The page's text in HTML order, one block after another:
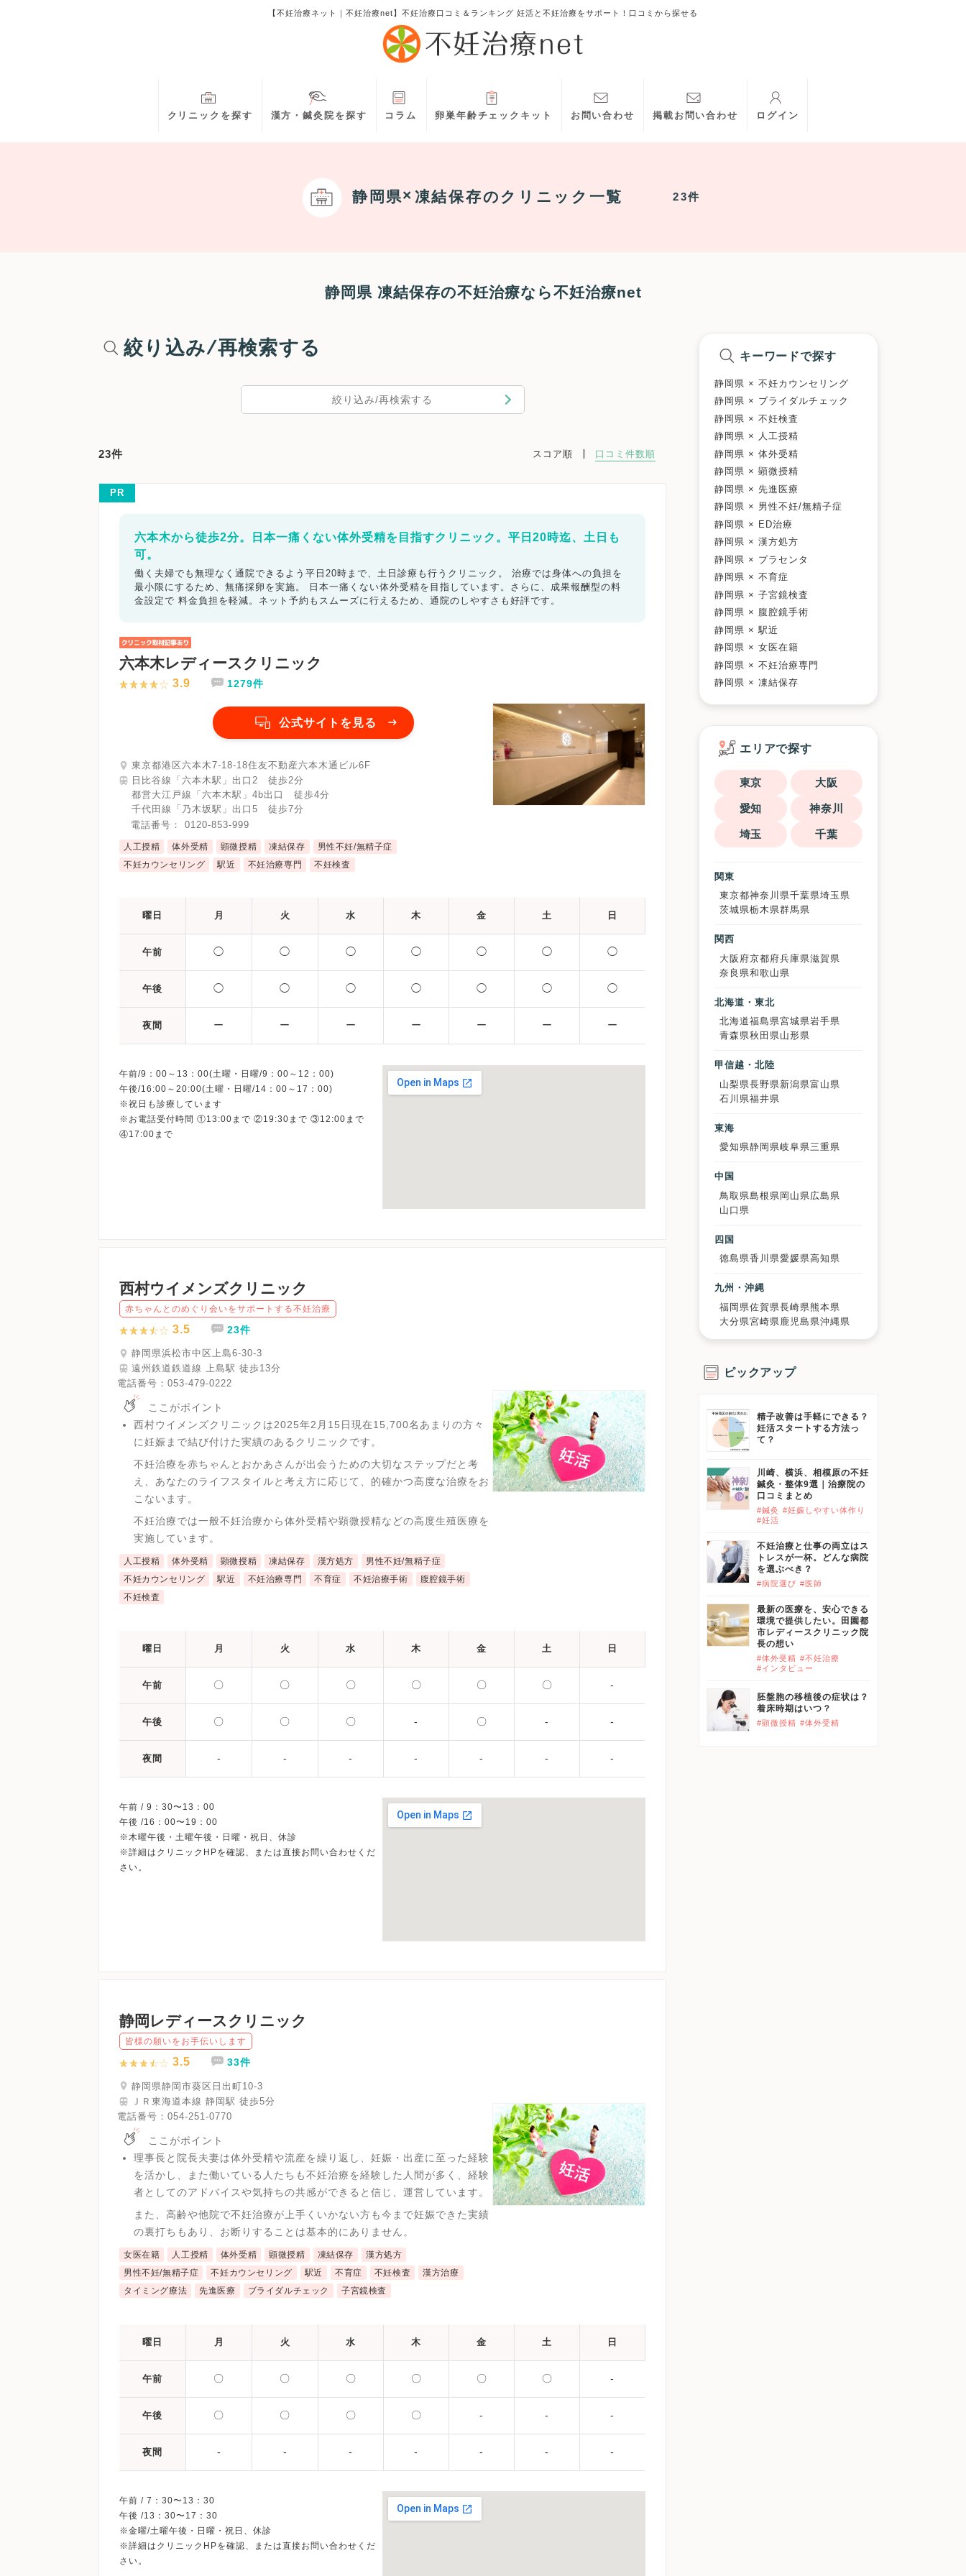
【不妊治療ネット｜不妊治療net】不妊治療口コミ＆ランキング 妊活と不妊治療をサポート！口コミから探せる
クリニックを探す 漢方・鍼灸院を探す コラム 卵巣年齢チェックキット お問い合わせ 掲載お問い合わせ ログイン
静岡県 凍結保存のクリニック一覧 23件
静岡県 凍結保存の不妊治療なら不妊治療net
絞り込み/再検索する
絞り込み/再検索する
23件 スコア順 口コミ件数順
PR
六本木から徒歩2分。日本一痛くない体外受精を目指すクリニック。平日20時迄、土日も
可。
働く夫婦でも無理なく通院できるよう平日20時まで、土日診療も行うクリニック。 治療では身体への負担を
最小限にするため、無痛採卵を実施。 日本一痛くない体外受精を目指しています。さらに、成果報酬型の料
金設定で 料金負担を軽減。ネット予約もスムーズに行えるため、通院のしやすさも好評です。
六本木レディースクリニック
3.9 1279件
公式サイトを見る
東京都港区六本木7-18-18住友不動産六本木通ビル6F
日比谷線「六本木駅」出口2 徒歩2分
都営大江戸線「六本木駅」4b出口 徒歩4分
千代田線「乃木坂駅」出口5 徒歩7分
電話番号： 0120-853-999
人工授精 体外受精 顕微授精 凍結保存
男性不妊/無精子症
不妊カウンセリング
駅近 不妊治療専門 不妊検査
曜日 月 火 水 木 金 土 日
午前 ◯ ◯ ◯ ◯ ◯ ◯ ◯
午後 ◯ ◯ ◯ ◯ ◯ ◯ ◯
夜間 ー ー ー ー ー ー ー
午前/9：00～13：00(土曜・日曜/9：00～12：00)
午後/16:00～20:00(土曜・日曜/14：00～17：00)
※祝日も診療しています
※お電話受付時間 ①13:00まで ②19:30まで ③12:00まで
西村ウイメンズクリニック
赤ちゃんとのめぐり会いをサポートする不妊治療
3.5 23件
静岡県浜松市中区上島6-30-3
遠州鉄道鉄道線 上島駅 徒歩13分
電話番号： 053-479-0222
ここがポイント
西村ウイメンズクリニックは2025年2月15日現在15,700名あまりの方々
に妊娠まで結び付けた実績のあるクリニックです。
不妊治療を赤ちゃんとおかあさんが出会うための大切なステップだと考
え、あなたのライフスタイルと考え方に応じて、的確かつ高度な治療をお
こないます。
不妊治療では一般不妊治療から体外受精や顕微授精などの高度生殖医療を
実施しています。
人工授精 体外受精 顕微授精 凍結保存 漢方処方
男性不妊/無精子症
不妊カウンセリング
駅近 不妊治療専門 不育症 不妊治療手術
腹腔鏡手術
不妊検査
曜日 月 火 水 木 金 土 日
午前 〇 〇 〇 〇 〇 〇 -
午後 〇 〇 〇 - 〇 - -
夜間 - - - - - - -
午前 / 9：30〜13：00
午後 /16：00〜19：00
※木曜午後・土曜午後・日曜・祝日、休診
※詳細はクリニックHPを確認、または直接お問い合わせくだ
静岡レディースクリニック
皆様の願いをお手伝いします
3.5 33件
静岡県静岡市葵区日出町10-3
ＪＲ東海道本線 静岡駅 徒歩5分
電話番号： 054-251-0770
ここがポイント
理事長と院長夫妻は体外受精や流産を繰り返し、妊娠・出産に至った経験
を活かし、また働いている人たちも不妊治療を経験した人間が多く、経験
者としてのアドバイスや気持ちの共感ができると信じ、運営しています。
また、高齢や他院で不妊治療が上手くいかない方も今まで妊娠できた実績
の裏打ちもあり、お断りすることは基本的にありません。
女医在籍 人工授精 体外受精 顕微授精 凍結保存
漢方処方
男性不妊/無精子症
不妊カウンセリング 駅近 不育症 不妊検査
漢方治療
タイミング療法
先進医療 ブライダルチェック 子宮鏡検査
曜日 月 火 水 木 金 土 日
午前 〇 〇 〇 〇 〇 〇 -
午後 〇 〇 〇 〇 - - -
夜間 - - - - - - -
午前 / 7：30〜13：30
午後 /13：30〜17：30
※金曜/土曜午後・日曜・祝日、休診
※詳細はクリニックHPを確認、または直接お問い合わせくだ
キーワードで探す
静岡県 × 不妊カウンセリング
静岡県 × ブライダルチェック
静岡県 × 不妊検査
静岡県 × 人工授精
静岡県 × 体外受精
静岡県 × 顕微授精
静岡県 × 先進医療
静岡県 × 男性不妊/無精子症
静岡県 × ED治療
静岡県 × 漢方処方
静岡県 × プラセンタ
静岡県 × 不育症
静岡県 × 子宮鏡検査
静岡県 × 腹腔鏡手術
静岡県 × 駅近
静岡県 × 女医在籍
静岡県 × 不妊治療専門
静岡県 × 凍結保存
エリアで探す
東京 大阪
愛知 神奈川
埼玉 千葉
関東
東京都神奈川県千葉県埼玉県
茨城県栃木県群馬県
関西
大阪府京都府兵庫県滋賀県
奈良県和歌山県
北海道・東北
北海道福島県宮城県岩手県
青森県秋田県山形県
甲信越・北陸
山梨県長野県 新潟県富山県
石川県福井県
東海
愛知県静岡県岐阜県三重県
中国
鳥取県島根県 岡山県 広島県
山口県
四国
徳島県香川県愛媛県高知県
九州・沖縄
福岡県佐賀県長崎県 熊本県
大分県宮崎県 鹿児島県沖縄県
ピックアップ
精子改善は手軽にできる？
妊活スタートする方法っ
て？
川崎、横浜、相模原の不妊
鍼灸・整体9選｜治療院の
口コミまとめ
#鍼灸 #妊娠しやすい体作り
#妊活
不妊治療と仕事の両立はス
トレスが一杯。どんな病院
を選ぶべき？
#病院選び #医師
最新の医療を、安心できる
環境で提供したい。田園都
市レディースクリニック院
長の想い
#体外受精 #不妊治療
#インタビュー
胚盤胞の移植後の症状は？
着床時期はいつ？
#顕微授精 #体外受精